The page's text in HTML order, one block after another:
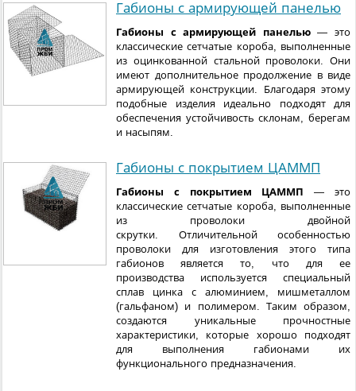
Габионы с армирующей панелью
Габионы с армирующей панелью— это
классические сетчатые короба, выполненные
из оцинкованной стальной проволоки. Они
имеют дополнительное продолжение в виде
армирующей конструкции. Благодаря этому
подобные изделия идеально подходят для
обеспечения устойчивость склонам, берегам
и насыпям.
Габионы с покрытием ЦАММП
Габионы с покрытием ЦАММП — это
классические сетчатые короба, выполненные
из проволоки двойной
скрутки. Отличительной особенностью
проволоки для изготовления этого типа
габионов является то, что для ее
производства используется специальный
сплав цинка с алюминием, мишметаллом
(гальфаном) и полимером. Таким образом,
создаются уникальные прочностные
характеристики, которые хорошо подходят
для выполнения габионами их
функционального предназначения.